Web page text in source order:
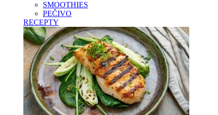
SMOOTHIES
PEČIVO
RECEPTY